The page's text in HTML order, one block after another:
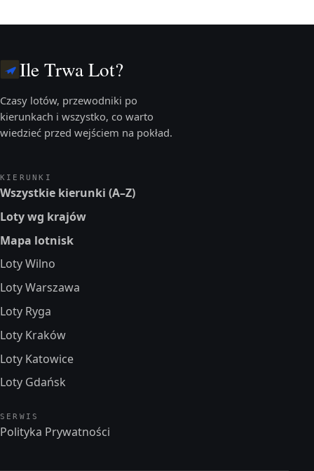
Ile Trwa Lot?
Czasy lotów, przewodniki po
kierunkach i wszystko, co warto
wiedzieć przed wejściem na pokład.
KIERUNKI
Wszystkie kierunki (A–Z)
Loty wg krajów
Mapa lotnisk
Loty Wilno
Loty Warszawa
Loty Ryga
Loty Kraków
Loty Katowice
Loty Gdańsk
SERWIS
Polityka Prywatności